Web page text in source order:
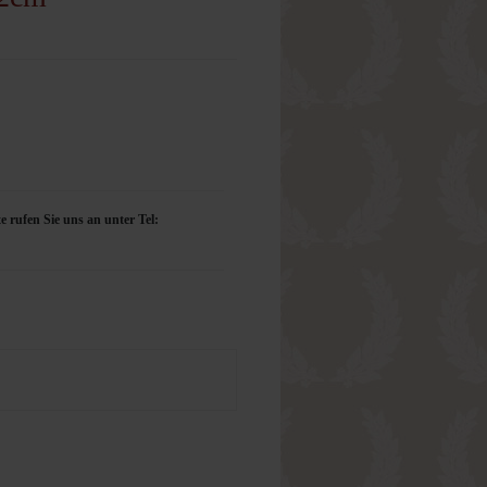
rufen Sie uns an unter Tel: